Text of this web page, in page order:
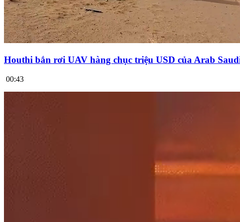
Houthi bắn rơi UAV hàng chục triệu USD của Arab
00:43